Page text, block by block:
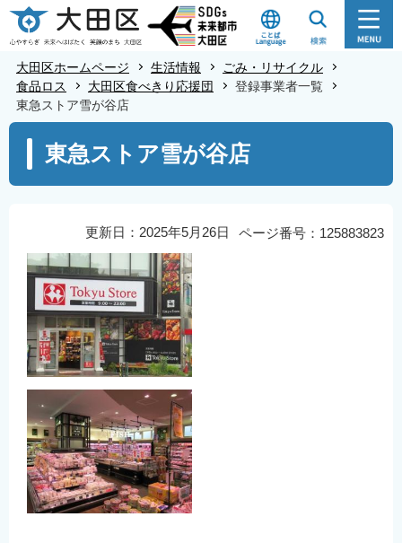
こ
の
の
頭
大田区ホームページ 生活情報
ごみ・リサイクル
食品ロス
大田区食べきり応援団
登録事業者一覧
東急ストア雪が谷店
こ
東急ストア雪が谷店
ページ番号：125883823
更新日：2025年5月26日